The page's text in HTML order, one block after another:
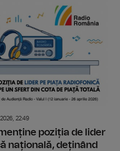
22:49
poziția de lider
națională, deținând